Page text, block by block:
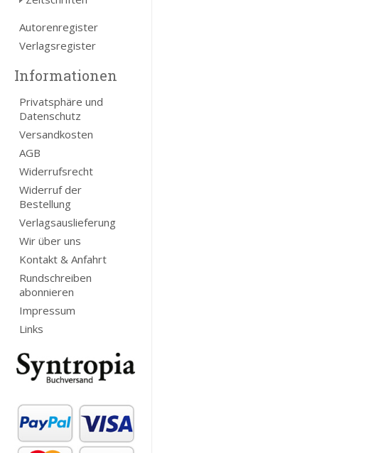
Autorenregister
Verlagsregister
Informationen
Privatsphäre und
Datenschutz
Versandkosten
AGB
Widerrufsrecht
Widerruf der
Bestellung
Verlagsauslieferung
Wir über uns
Kontakt & Anfahrt
Rundschreiben
abonnieren
Impressum
Links